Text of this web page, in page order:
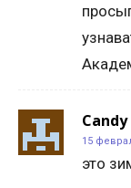
15
это